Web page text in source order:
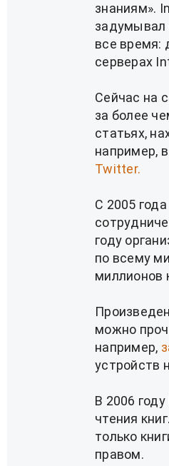
знаниям».
задумывал
все время:
серверах
Сейчас на
за более
статьях,
например,
Twitter.
C 2005
году
по всему
миллионов
можно
например,
устройств
В 2006
чтения
только
правом.